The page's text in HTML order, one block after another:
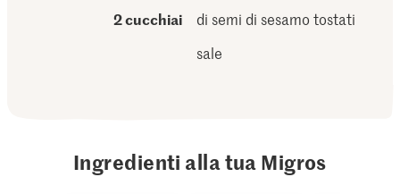
2 cucchiai
di semi di sesamo tostati
sale
Ingredienti alla tua Migros